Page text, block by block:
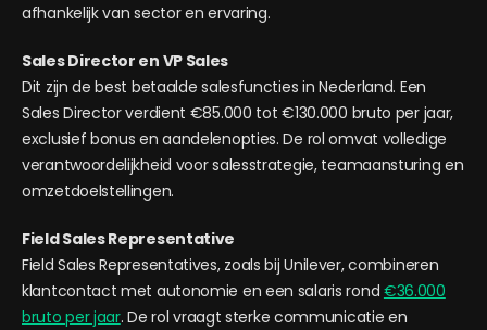
afhankelijk van sector en ervaring.
Sales Director en VP Sales
Dit zijn de best betaalde salesfuncties in Nederland. Een
Sales Director verdient €85.000 tot €130.000 bruto per jaar,
exclusief bonus en aandelenopties. De rol omvat volledige
verantwoordelijkheid voor salesstrategie, teamaansturing en
omzetdoelstellingen.
Field Sales Representative
Field Sales Representatives, zoals bij Unilever, combineren
klantcontact met autonomie en een salaris rond €36.000
bruto per jaar. De rol vraagt sterke communicatie en